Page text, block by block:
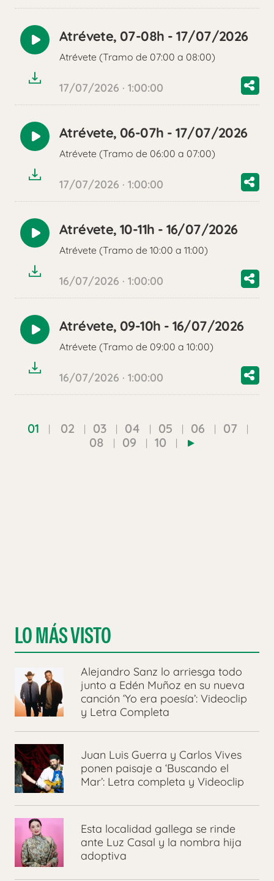
Reproducir
audio
Atrévete, 07-08h - 17/07/2026
Atrévete (Tramo de 07:00 a 08:00)
17/07/2026 · 1:00:00
Reproducir
audio
Atrévete, 06-07h - 17/07/2026
Atrévete (Tramo de 06:00 a 07:00)
17/07/2026 · 1:00:00
Reproducir
audio
Atrévete, 10-11h - 16/07/2026
Atrévete (Tramo de 10:00 a 11:00)
16/07/2026 · 1:00:00
Reproducir
audio
Atrévete, 09-10h - 16/07/2026
Atrévete (Tramo de 09:00 a 10:00)
16/07/2026 · 1:00:00
01 02 03 04 05 06
07
08
09 10
LO MÁS VISTO
Alejandro Sanz lo arriesga todo
junto a Edén Muñoz en su nueva
canción ‘Yo era poesía’: Videoclip
y Letra Completa
Juan Luis Guerra y Carlos Vives
ponen paisaje a ‘Buscando el
Mar’: Letra completa y Videoclip
Esta localidad gallega se rinde
ante Luz Casal y la nombra hija
adoptiva